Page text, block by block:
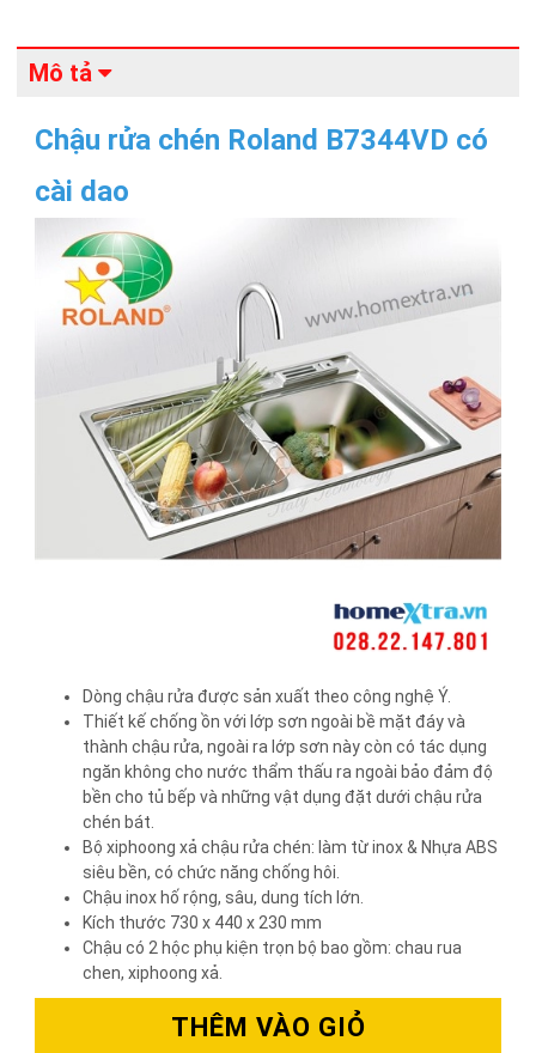
Mô tả
Chậu rửa chén Roland B7344VD có
cài dao
Dòng chậu rửa được sản xuất theo công nghệ Ý.
Thiết kế chống ồn với lớp sơn ngoài bề mặt đáy và
thành chậu rửa, ngoài ra lớp sơn này còn có tác dụng
ngăn không cho nước thẩm thấu ra ngoài bảo đảm độ
bền cho tủ bếp và những vật dụng đặt dưới chậu rửa
chén bát.
Bộ xiphoong xả chậu rửa chén: làm từ inox & Nhựa ABS
siêu bền, có chức năng chống hôi.
Chậu inox hố rộng, sâu, dung tích lớn.
Kích thước 730 x 440 x 230 mm
Chậu có 2 hộc phụ kiện trọn bộ bao gồm: chau rua
chen, xiphoong xả.
THÊM VÀO GIỎ